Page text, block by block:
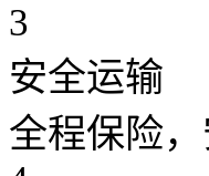
3
安全运输
全程保险